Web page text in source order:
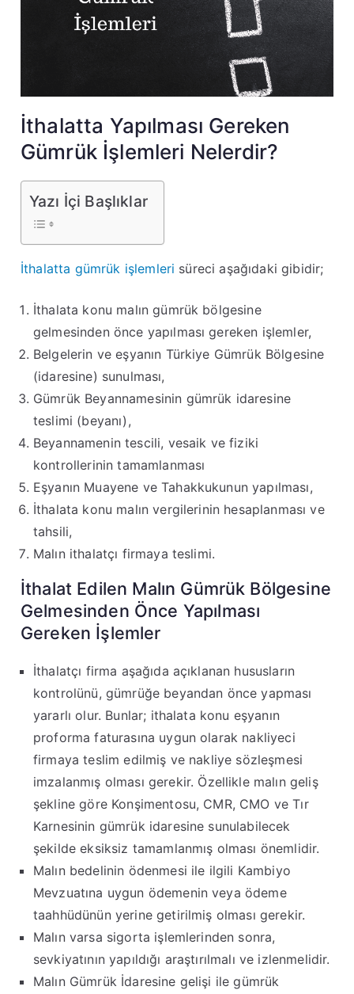
İthalatta Yapılması Gereken
Gümrük İşlemleri Nelerdir?
Yazı İçi Başlıklar
İthalatta gümrük işlemleri süreci aşağıdaki gibidir;
İthalata konu malın gümrük bölgesine
gelmesinden önce yapılması gereken işlemler,
Belgelerin ve eşyanın Türkiye Gümrük Bölgesine
(idaresine) sunulması,
Gümrük Beyannamesinin gümrük idaresine
teslimi (beyanı),
Beyannamenin tescili, vesaik ve fiziki
kontrollerinin tamamlanması
Eşyanın Muayene ve Tahakkukunun yapılması,
İthalata konu malın vergilerinin hesaplanması ve
tahsili,
Malın ithalatçı firmaya teslimi.
İthalat Edilen Malın Gümrük Bölgesine
Gelmesinden Önce Yapılması
Gereken İşlemler
İthalatçı firma aşağıda açıklanan hususların
kontrolünü, gümrüğe beyandan önce yapması
yararlı olur. Bunlar; ithalata konu eşyanın
proforma faturasına uygun olarak nakliyeci
firmaya teslim edilmiş ve nakliye sözleşmesi
imzalanmış olması gerekir. Özellikle malın geliş
şekline göre Konşimentosu, CMR, CMO ve Tır
Karnesinin gümrük idaresine sunulabilecek
şekilde eksiksiz tamamlanmış olması önemlidir.
Malın bedelinin ödenmesi ile ilgili Kambiyo
Mevzuatına uygun ödemenin veya ödeme
taahhüdünün yerine getirilmiş olması gerekir.
Malın varsa sigorta işlemlerinden sonra,
sevkiyatının yapıldığı araştırılmalı ve izlenmelidir.
Malın Gümrük İdaresine gelişi ile gümrük